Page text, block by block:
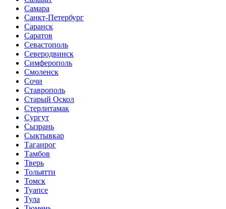
Самара
Санкт-Петербург
Саранск
Саратов
Севастополь
Северодвинск
Симферополь
Смоленск
Сочи
Ставрополь
Старый Оскол
Стерлитамак
Сургут
Сызрань
Сыктывкар
Таганрог
Тамбов
Тверь
Тольятти
Томск
Туапсе
Тула